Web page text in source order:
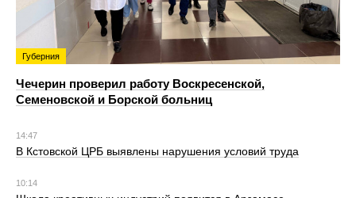
Губерния
Чечерин проверил работу Воскресенской,
Семеновской и Борской больниц
14:47
В Кстовской ЦРБ выявлены нарушения условий труда
10:14